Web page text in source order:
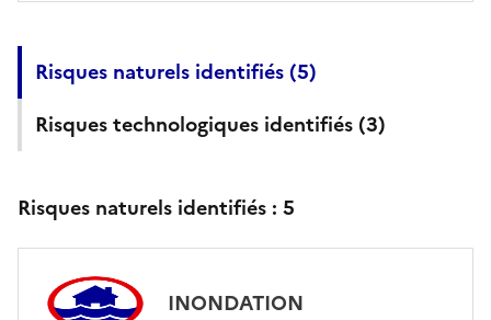
Risques naturels identifiés (5)
Risques technologiques identifiés (3)
Risques naturels identifiés : 5
INONDATION